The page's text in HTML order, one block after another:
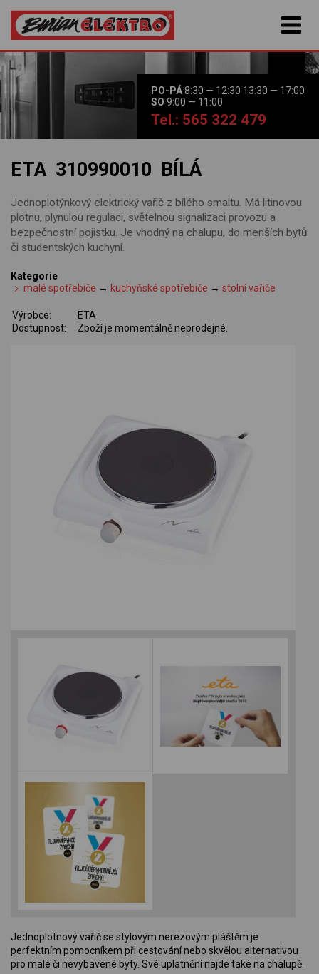
PO-PÁ8:30 — 12:30 13:30 — 17:00
SO 9:00 — 11:00
Tel.: 565 322 479
ETA 310990010 BÍLÁ
Jednoplotýnkový elektrický vařič z bílého smaltu. Má litinovou
plotnu, plynulou regulaci, světelnou signalizaci provozu a
bezpečnostní pojistku. Je vhodný na chalupu, do menších bytů
či studentských kuchyní.
Kategorie
malé spotřebiče → kuchyňské spotřebiče →stolní vařiče
Výrobce:
ETA
Dostupnost:
Zboží je momentálně neprodejné.
Jednoplotnový vařič se stylovým nerezovým pláštěm je
perfektním pomocníkem při cestování nebo skvělou alternativou
pro malé či nevybavené byty. Své uplatnění najde také na chalupě.